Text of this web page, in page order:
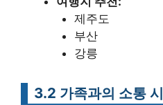
제주도
부산
강릉
3.2 가족과의 소통